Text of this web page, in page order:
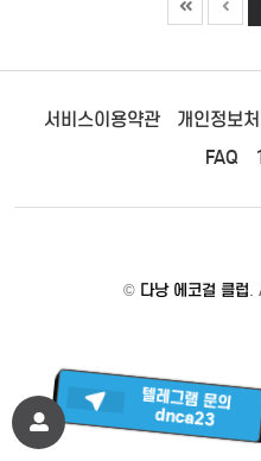
서비스이용약관 개인정보
FAQ
© 다낭 에코걸 클럽.
텔레그램 문의
dnca23